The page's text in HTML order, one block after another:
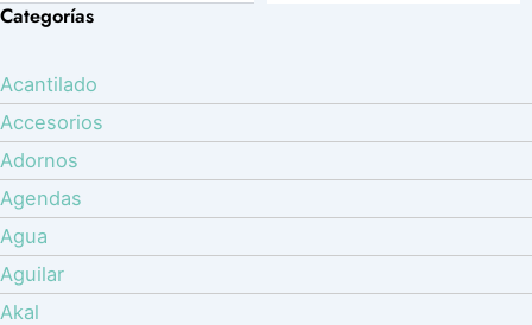
Categorías
Acantilado
Accesorios
Adornos
Agendas
Agua
Aguilar
Akal